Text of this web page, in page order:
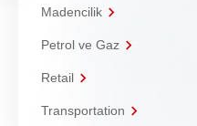
Madencilik
Petrol ve Gaz
Retail
Transportation